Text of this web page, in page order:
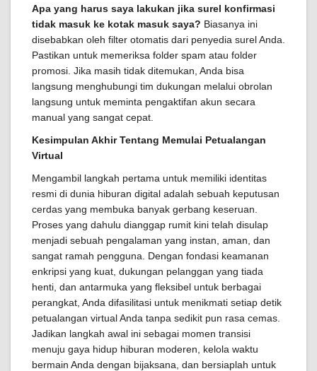
Apa yang harus saya lakukan jika surel konfirmasi
tidak masuk ke kotak masuk saya? Biasanya ini
disebabkan oleh filter otomatis dari penyedia surel Anda.
Pastikan untuk memeriksa folder spam atau folder
promosi. Jika masih tidak ditemukan, Anda bisa
langsung menghubungi tim dukungan melalui obrolan
langsung untuk meminta pengaktifan akun secara
manual yang sangat cepat.
Kesimpulan Akhir Tentang Memulai Petualangan
Virtual
Mengambil langkah pertama untuk memiliki identitas
resmi di dunia hiburan digital adalah sebuah keputusan
cerdas yang membuka banyak gerbang keseruan.
Proses yang dahulu dianggap rumit kini telah disulap
menjadi sebuah pengalaman yang instan, aman, dan
sangat ramah pengguna. Dengan fondasi keamanan
enkripsi yang kuat, dukungan pelanggan yang tiada
henti, dan antarmuka yang fleksibel untuk berbagai
perangkat, Anda difasilitasi untuk menikmati setiap detik
petualangan virtual Anda tanpa sedikit pun rasa cemas.
Jadikan langkah awal ini sebagai momen transisi
menuju gaya hidup hiburan moderen, kelola waktu
bermain Anda dengan bijaksana, dan bersiaplah untuk